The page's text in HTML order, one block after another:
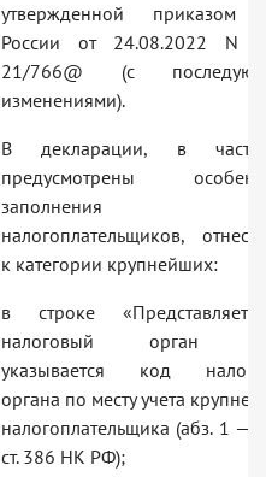
утвержденной приказом
России от 24.08.2022 N
21/766@ (с
изменениями).
В декларации, в
предусмотрены
заполнения
налогоплательщиков,
к категории крупнейших:
в строке
налоговый орган
указывается код
органа по месту учета
налогоплательщика (абз. 1 —
ст. 386 НК РФ);